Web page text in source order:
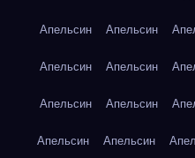
Апельсин Апельсин
Апельсин Апельсин
Апельсин Апельсин
Апельсин Апельсин